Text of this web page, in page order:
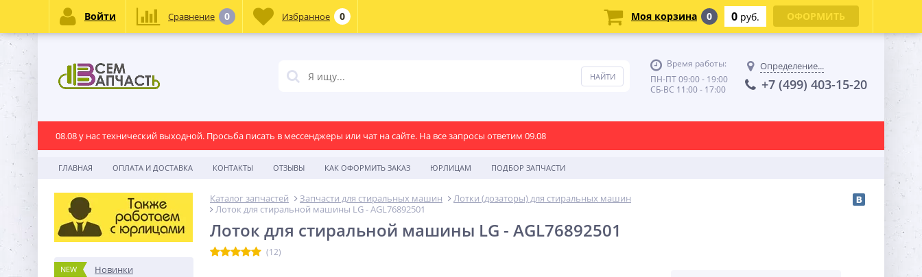
Время работы:
ПН-ПТ 09:00 - 19:00
СБ-ВС 11:00 - 17:00
Определение...
+7 (499) 403-15-20
08.08 у нас технический выходной. Просьба писать в мессенджеры или чат на сайте. На все запросы ответим 09.08
ГЛАВНАЯ ОПЛАТА И ДОСТАВКА КОНТАКТЫ ОТЗЫВЫ КАК ОФОРМИТЬ ЗАКАЗ ЮРЛИЦАМ ПОДБОР ЗАПЧАСТИ
NEW Новинки
Каталог запчастей Запчасти для стиральных машин
Лотки (дозаторы) для стиральных машин
Лоток для стиральной машины LG - AGL76892501
Лоток для стиральной машины LG - AGL76892501
(12)
Войти Сравнение 0 Избранное 0 Моя корзина 0 0 руб. ОФОРМИТЬ